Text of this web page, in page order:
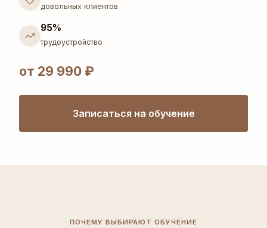
довольных клиентов
95%
трудоустройство
от 29 990 ₽
Записаться на обучение
ПОЧЕМУ ВЫБИРАЮТ ОБУЧЕНИЕ